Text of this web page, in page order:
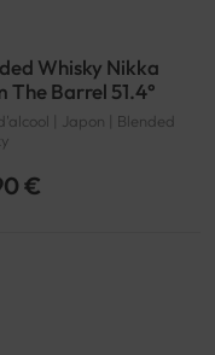
Whisky Nikka
The Barrel 51.4°
| Japon | Blended
€